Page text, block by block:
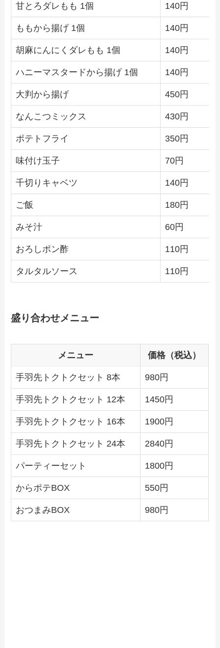
甘とろダレもも 1個 140円
ももから揚げ 1個 140円
胡麻にんにくダレもも 1個 140円
ハニーマスタードから揚げ 1個 140円
大判から揚げ 450円
なんこつミックス 430円
ポテトフライ 350円
味付け玉子 70円
千切りキャベツ 140円
ご飯 180円
みそ汁 60円
おろしポン酢 110円
タルタルソース 110円
盛り合わせメニュー
メニュー 価格（税込）
手羽先トクトクセット 8本 980円
手羽先トクトクセット 12本 1450円
手羽先トクトクセット 16本 1900円
手羽先トクトクセット 24本 2840円
パーティーセット 1800円
からポテBOX 550円
おつまみBOX 980円